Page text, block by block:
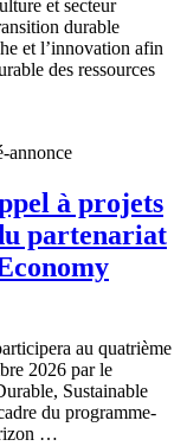
et secteur
durable
et l’innovation afin
des ressources
annonce
à projets
partenariat
au quatrième
2026 par le
Sustainable
du programme-
…